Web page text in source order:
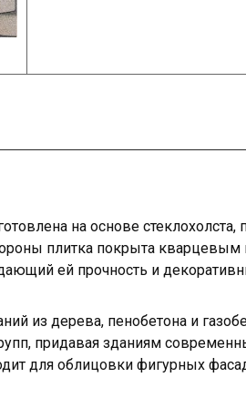
на основе
плитка покрыта
ей прочность и
из дерева, пенобетона и
придавая зданиям
для облицовки фигурных